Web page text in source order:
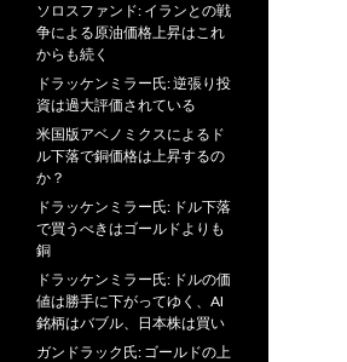
ソロスファンド: イランとの戦
争による原油価格上昇はこれ
からも続く
ドラッケンミラー氏: 逆張り投
資は過大評価されている
米国版アベノミクスによるド
ル下落で銅価格は上昇するの
か？
ドラッケンミラー氏: ドル下落
で買うべきはゴールドよりも
銅
ドラッケンミラー氏: ドルの価
値は勝手に下がってゆく、AI
銘柄はバブル、日本株は買い
ガンドラック氏: ゴールドの上